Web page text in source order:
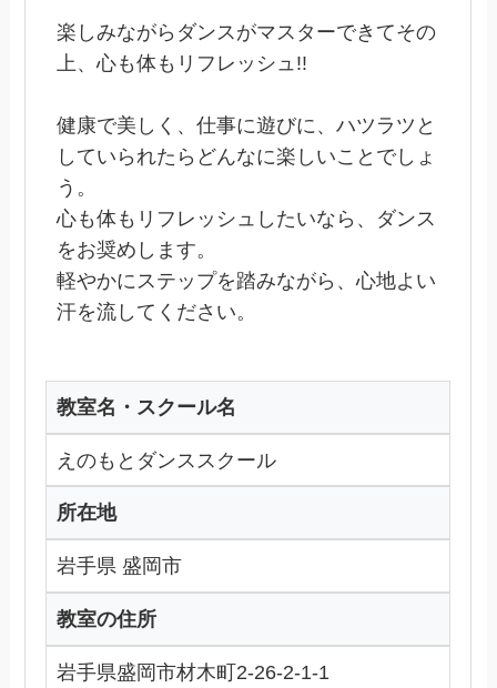
楽しみながらダンスがマスターできてその
上、心も体もリフレッシュ!!
健康で美しく、仕事に遊びに、ハツラツと
していられたらどんなに楽しいことでしょ
う。
心も体もリフレッシュしたいなら、ダンス
をお奨めします。
軽やかにステップを踏みながら、心地よい
汗を流してください。
教室名・スクール名
えのもとダンススクール
所在地
岩手県 盛岡市
教室の住所
岩手県盛岡市材木町2-26-2-1-1